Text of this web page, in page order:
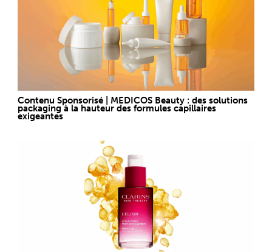
Contenu Sponsorisé | MEDICOS Beauty : des solutions
packaging à la hauteur des formules capillaires
exigeantes